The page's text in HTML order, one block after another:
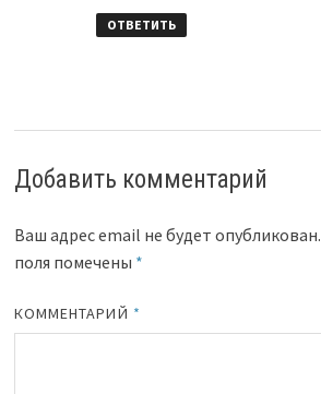
ОТВЕТИТЬ
Добавить комментарий
Ваш адрес email не будет опубликован.
поля помечены *
КОММЕНТАРИЙ *